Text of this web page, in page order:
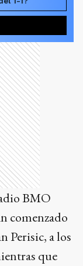
BMO
comenzado
Perisic, a los
que